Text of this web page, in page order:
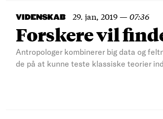
VIDENSKAB 29. jan, 2019—07:36
Forskere vil
Antropologer kombinerer big data og
de på at kunne teste klassiske teorier